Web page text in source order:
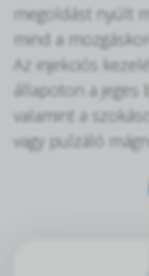
megoldást nyúlt
mind a
Az injekciós
állapoton a jeges
valamint a
vagy pulzáló